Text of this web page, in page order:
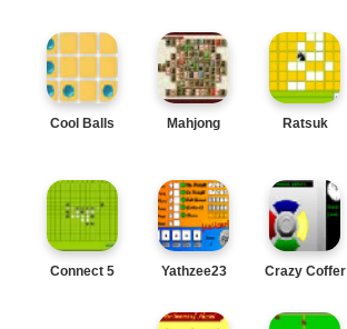
Cool Balls Mahjong Ratsuk
Connect 5 Yathzee23 Crazy Coffer